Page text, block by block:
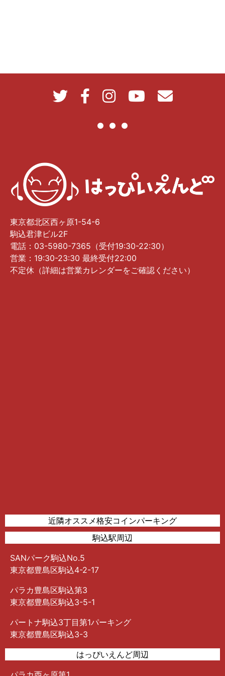
東京都北区西ヶ原1-54-6
駒込君津ビル2F
電話：03-5980-7365（受付19:30-22:30）
営業：19:30-23:30 最終受付22:00
不定休（詳細は営業カレンダーをご確認ください）
近隣オススメ格安コインパーキング
駒込駅周辺
SANパーク駒込No.5
東京都豊島区駒込4-2-17
パラカ豊島区駒込第3
東京都豊島区駒込3-5-1
パートナ駒込3丁目第1パーキング
東京都豊島区駒込3-3
はっぴいえんど周辺